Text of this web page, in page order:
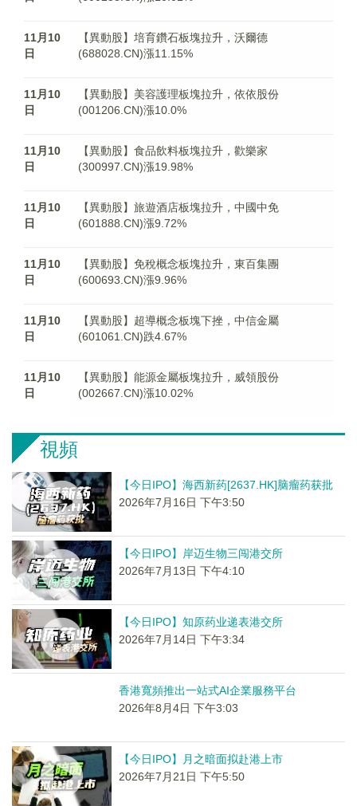
11月10
日
【異動股】培育鑽石板塊拉升，沃爾德
(688028.CN)漲11.15%
11月10
日
【異動股】美容護理板塊拉升，依依股份
(001206.CN)漲10.0%
11月10
日
【異動股】食品飲料板塊拉升，歡樂家
(300997.CN)漲19.98%
11月10
日
【異動股】旅遊酒店板塊拉升，中國中免
(601888.CN)漲9.72%
11月10
日
【異動股】免稅概念板塊拉升，東百集團
(600693.CN)漲9.96%
11月10
日
【異動股】超導概念板塊下挫，中信金屬
(601061.CN)跌4.67%
11月10
日
【異動股】能源金屬板塊拉升，威領股份
(002667.CN)漲10.02%
視頻
【今日IPO】海西新药[2637.HK]脑瘤药获批
2026年7月16日 下午3:50
【今日IPO】岸迈生物三闯港交所
2026年7月13日 下午4:10
【今日IPO】知原药业递表港交所
2026年7月14日 下午3:34
香港寬頻推出一站式AI企業服務平台
2026年8月4日 下午3:03
【今日IPO】月之暗面拟赴港上市
2026年7月21日 下午5:50